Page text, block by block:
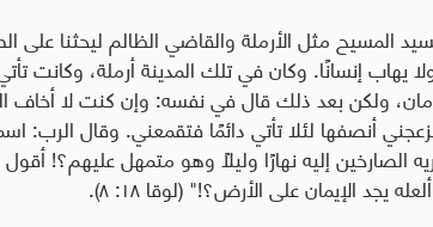
المسيح مثل الأرملة والقاضي الظالم ليحثنا على
يهاب إنسانًا. وكان في تلك المدينة أرملة، وكانت
ولكن بعد ذلك قال في نفسه: وإن كنت لا أخاف
أنصفها لئلا تأتي دائمًا فتقمعني. وقال الرب:
الصارخين إليه نهارًا وليلاً وهو متمهل عليهم؟!
يجد الإيمان على الأرض؟!" (لوقا ١٨: ٨).